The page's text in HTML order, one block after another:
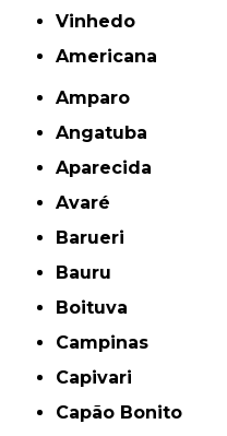
Vinhedo
americana
Amparo
Angatuba
Aparecida
Avaré
Barueri
Bauru
Boituva
Campinas
Capivari
Capão Bonito